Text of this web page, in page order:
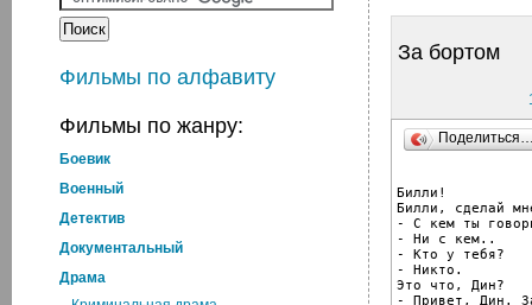
Фильмы по алфавиту
Фильмы по жанру:
Боевик
Военный
Детектив
Документальный
Драма
За бортом
Билли!
Билли, сделай
- С кем ты
- Ни с кем..
- Кто у тебя?
- Никто.
Это что, Дин?
- Привет, Дин.